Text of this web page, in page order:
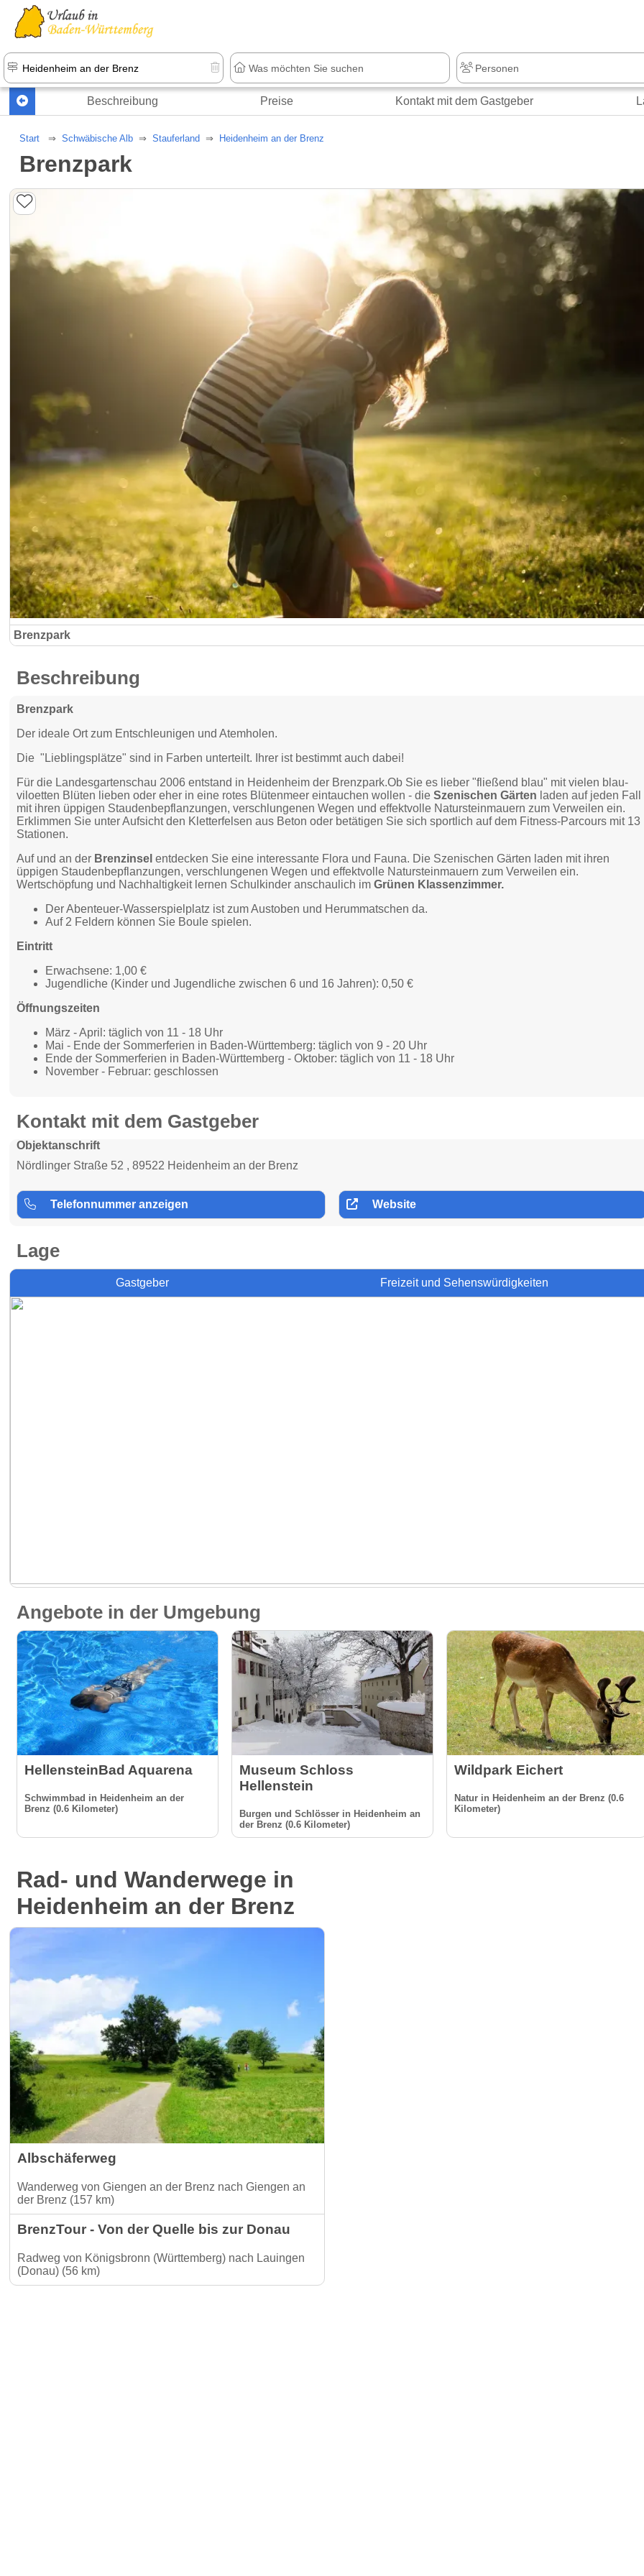
Beschreibung Preise Kontakt mit dem Gastgeber
Start Schwäbische Alb Stauferland Heidenheim an der Brenz
Brenzpark
Brenzpark
Beschreibung
Brenzpark
Der ideale Ort zum Entschleunigen und Atemholen.
Die "Lieblingsplätze" sind in Farben unterteilt. Ihrer ist bestimmt auch dabei!
Für die Landesgartenschau 2006 entstand in Heidenheim der Brenzpark.Ob Sie es lieber "fließend blau" mit vielen blau-
viloetten Blüten lieben oder eher in eine rotes Blütenmeer eintauchen wollen - dieSzenischen Gärten laden auf jeden Fall
mit ihren üppigen Staudenbepflanzungen, verschlungenen Wegen und effektvolle Natursteinmauern zum Verweilen ein.
Erklimmen Sie unter Aufsicht den Kletterfelsen aus Beton oder betätigen Sie sich sportlich auf dem Fitness-Parcours mit 13
Stationen.
Auf und an der Brenzinsel entdecken Sie eine interessante Flora und Fauna. Die Szenischen Gärten laden mit ihren
üppigen Staudenbepflanzungen, verschlungenen Wegen und effektvolle Natursteinmauern zum Verweilen ein.
Wertschöpfung und Nachhaltigkeit lernen Schulkinder anschaulich im Grünen Klassenzimmer.
Der Abenteuer-Wasserspielplatz ist zum Austoben und Herummatschen da.
Auf 2 Feldern können Sie Boule spielen.
Eintritt
Erwachsene: 1,00 €
Jugendliche (Kinder und Jugendliche zwischen 6 und 16 Jahren): 0,50 €
Öffnungszeiten
März - April: täglich von 11 - 18 Uhr
Mai - Ende der Sommerferien in Baden-Württemberg: täglich von 9 - 20 Uhr
Ende der Sommerferien in Baden-Württemberg - Oktober: täglich von 11 - 18 Uhr
November - Februar: geschlossen
Kontakt mit dem Gastgeber
Objektanschrift
Nördlinger Straße 52 , 89522 Heidenheim an der Brenz
Telefonnummer anzeigen Website
Lage
Gastgeber Freizeit und Sehenswürdigkeiten
Angebote in der Umgebung
HellensteinBad Aquarena
Schwimmbad in Heidenheim an der
Brenz (0.6 Kilometer)
Museum Schloss
Hellenstein
Burgen und Schlösser in Heidenheim an
der Brenz (0.6 Kilometer)
Wildpark Eichert
Natur in Heidenheim an der Brenz (0.6
Kilometer)
Rad- und Wanderwege in
Heidenheim an der Brenz
Albschäferweg
Wanderweg von Giengen an der Brenz nach Giengen an
der Brenz (157 km)
BrenzTour - Von der Quelle bis zur Donau
Radweg von Königsbronn (Württemberg) nach Lauingen
(Donau) (56 km)